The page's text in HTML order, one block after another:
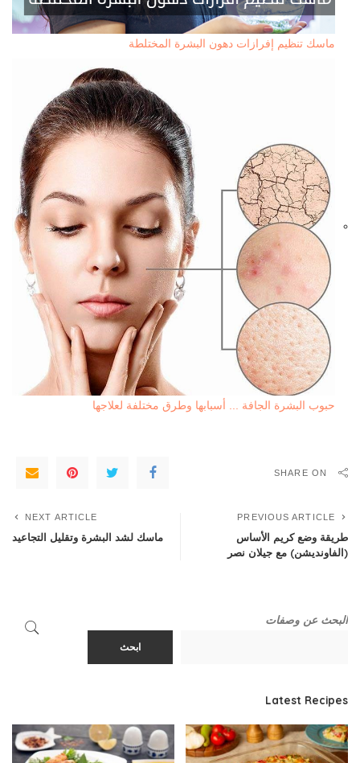
ماسك تنظيم إفرازات دهون البشرة المختلطة
حبوب البشرة الجافة ... أسبابها وطرق مختلفة لعلاجها
SHARE ON
PREVIOUS ARTICLE
طريقة وضع كريم الأساس
(الفاونديشن) مع جيلان نصر
NEXT ARTICLE
ماسك لشد البشرة وتقليل التجاعيد
البحث عن وصفات
ابحث
Latest Recipes